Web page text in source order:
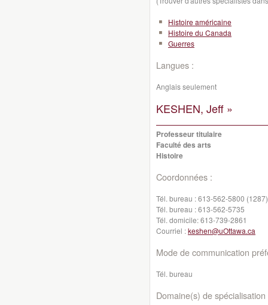
Histoire américaine
Histoire du Canada
Guerres
Langues :
Anglais seulement
KESHEN, Jeff »
Professeur titulaire
Faculté des arts
Histoire
Coordonnées :
Tél. bureau :613-562-5800 (1287)
Tél. bureau :613-562-5735
Tél. domicile:613-739-2861
Courriel :keshen@uOttawa.ca
Mode de communication
Tél. bureau
Domaine(s) de spécialisation